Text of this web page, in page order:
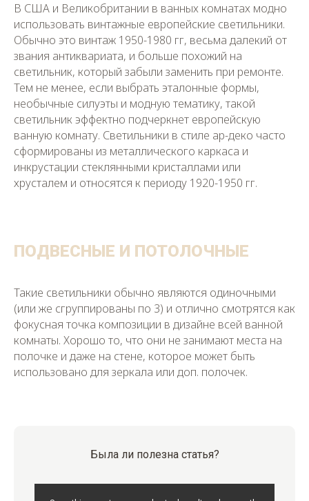
В США и Великобритании в ванных комнатах модно
использовать винтажные европейские светильники.
Обычно это винтаж 1950-1980 гг, весьма далекий от
звания антиквариата, и больше похожий на
светильник, который забыли заменить при ремонте.
Тем не менее, если выбрать эталонные формы,
необычные силуэты и модную тематику, такой
светильник эффектно подчеркнет европейскую
ванную комнату. Светильники в стиле ар-деко часто
сформированы из металлического каркаса и
инкрустации стеклянными кристаллами или
хрусталем и относятся к периоду 1920-1950 гг.
ПОДВЕСНЫЕ И ПОТОЛОЧНЫЕ
Такие светильники обычно являются одиночными
(или же сгруппированы по 3) и отлично смотрятся как
фокусная точка композиции в дизайне всей ванной
комнаты. Хорошо то, что они не занимают места на
полочке и даже на стене, которое может быть
использовано для зеркала или доп. полочек.
Была ли полезна статья?